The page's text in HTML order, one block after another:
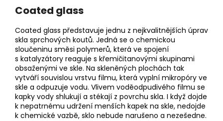
Coated glass
Coated glass představuje jednu z nejkvalitnějších úprav
skla sprchových koutů. Jedná se o chemickou
sloučeninu směsi polymerů, která ve spojení
s katalyzátory reaguje s křemičitanovými skupinami
obsaženými ve skle. Na skleněných plochách tak
vytváří souvislou vrstvu filmu, která vyplní mikropóry ve
skle a odpuzuje vodu. Vlivem voděodpudivého filmu se
kapky vody shlukují a stékají z povrchu skla. I když dojde
k nepatrnému udržení menších kapek na skle, nedojde
k chemické vazbě, sklo nebude narušeno a nezešedne.